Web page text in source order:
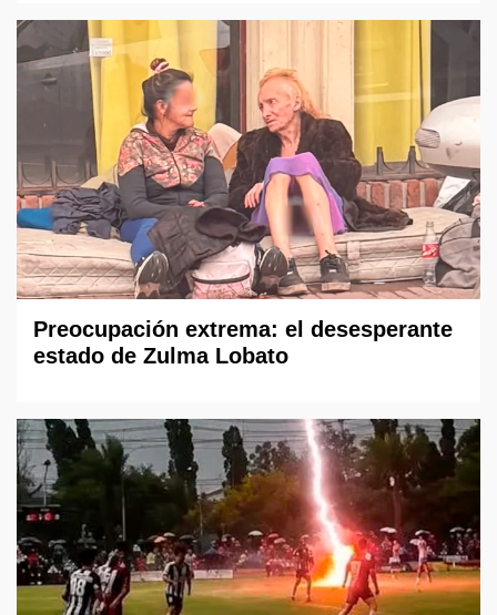
Preocupación extrema: el desesperante
estado de Zulma Lobato